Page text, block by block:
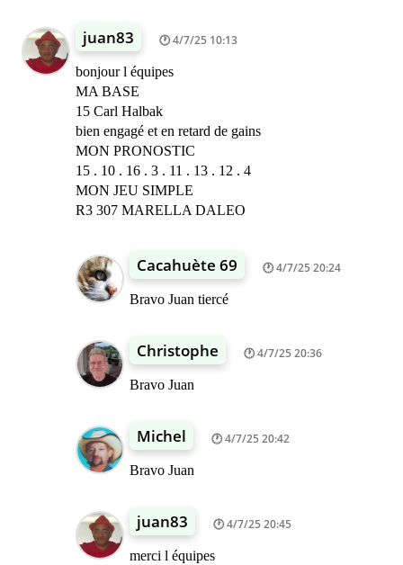
juan83 4/7/25 10:13
bonjour l équipes
MA BASE
15 Carl Halbak
bien engagé et en retard de gains
MON PRONOSTIC
15 . 10 . 16 . 3 . 11 . 13 . 12 . 4
MON JEU SIMPLE
R3 307 MARELLA DALEO
Cacahuète 69 4/7/25 20:24
Bravo Juan tiercé
Christophe 4/7/25 20:36
Bravo Juan
Michel 4/7/25 20:42
Bravo Juan
juan83 4/7/25 20:45
merci l équipes